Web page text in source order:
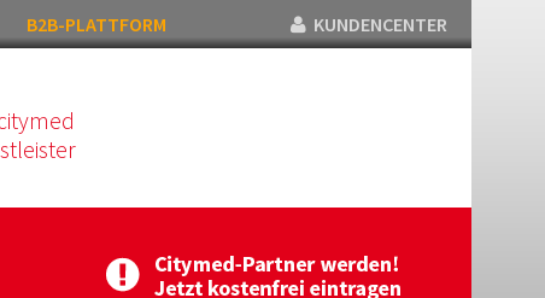
B2B-PLATTFORM KUNDENCENTER